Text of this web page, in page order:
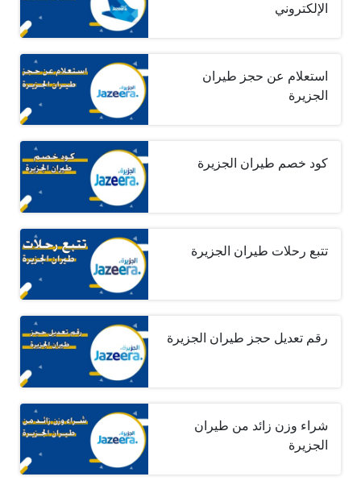
الإلكتروني
استعلام عن حجز طيران
الجزيرة
كود خصم طيران الجزيرة
تتبع رحلات طيران الجزيرة
رقم تعديل حجز طيران الجزيرة
شراء وزن زائد من طيران
الجزيرة